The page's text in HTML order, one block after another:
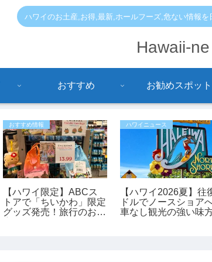
ハワイのお土産,お得,最新,ホールフーズ,危ない情報
Hawaii-
おすすめ お勧めスポット
おすすめ情報
【ハワイ限定】ABCス
トアで「ちいかわ」限定
グッズ発売！旅行のお土
ハワイニュース
【ハワイ2026夏】往
ドルでノースショア
車なし観光の強い味